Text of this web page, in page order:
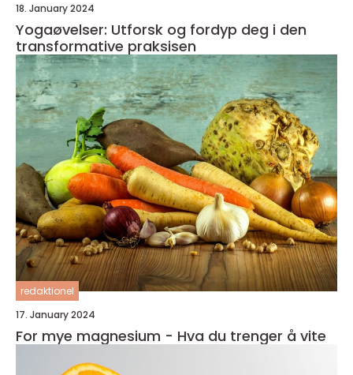
18. January 2024
Yogaøvelser: Utforsk og fordyp deg i den
transformative praksisen
redaktionel
17. January 2024
For mye magnesium - Hva du trenger å vite